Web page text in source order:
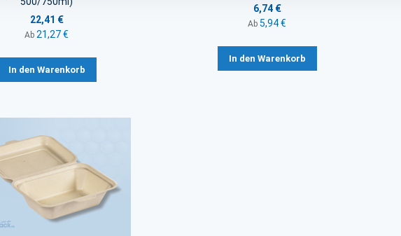
22,41 €
Ab 21,27 €
In den Warenkorb
6,74 €
Ab 5,94 €
In den Warenkorb